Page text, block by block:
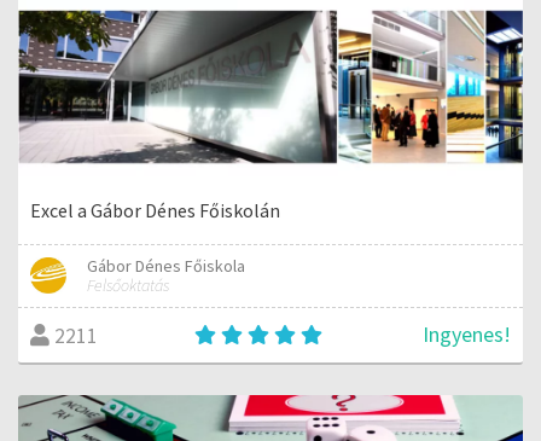
Excel a Gábor Dénes Főiskolán
Gábor Dénes Főiskola
Felsőoktatás
2211 Ingyenes!